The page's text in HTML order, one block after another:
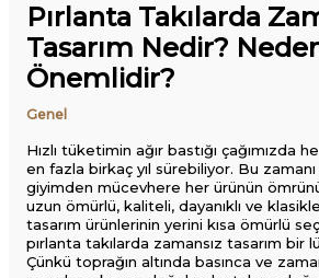
Pırlanta Takılarda
Tasarım Nedir?
Önemlidir?
Genel
Hızlı tüketimin ağır bastığı çağımızda
en fazla birkaç yıl sürebiliyor. Bu zamanı
giyimden mücevhere her ürünün
uzun ömürlü, kaliteli, dayanıklı ve
tasarım ürünlerinin yerini kısa ömürlü
pırlanta takılarda zamansız tasarım bir
Çünkü toprağın altında basınca ve